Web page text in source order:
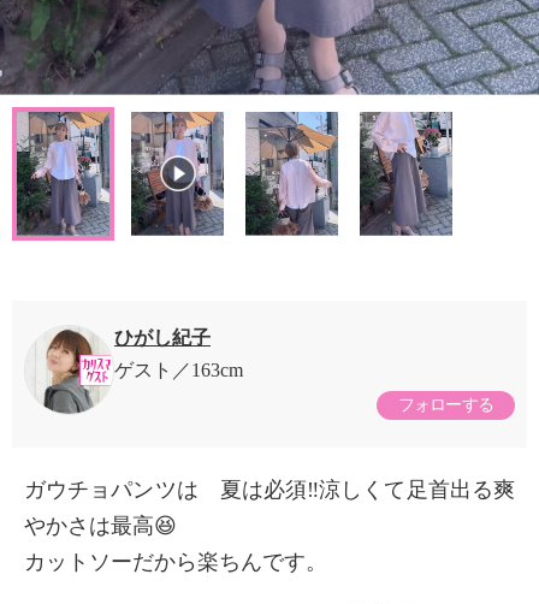
ひがし紀子
ゲスト
163cm
フォローする
ガウチョパンツは 夏は必須‼️涼しくて足首出る爽
やかさは最高😆
カットソーだから楽ちんです。